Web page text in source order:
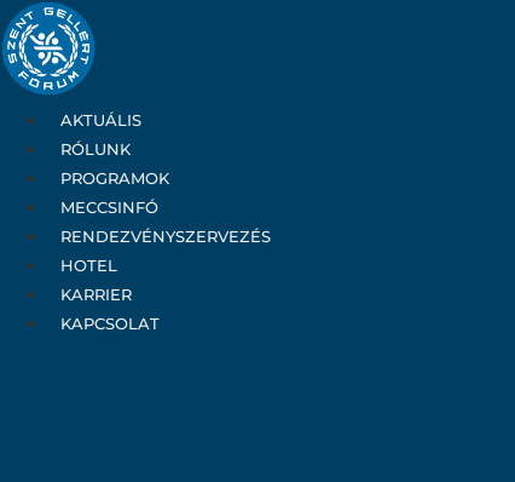
Ugrás
a
tartalomhoz
AKTUÁLIS
RÓLUNK
PROGRAMOK
MECCSINFÓ
RENDEZVÉNYSZERVEZÉS
HOTEL
KARRIER
KAPCSOLAT